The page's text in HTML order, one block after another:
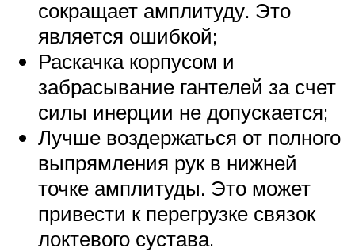
сокращает амплитуду. Это
является ошибкой;
Раскачка корпусом и
забрасывание гантелей за счет
силы инерции не допускается;
Лучше воздержаться от полного
выпрямления рук в нижней
точке амплитуды. Это может
привести к перегрузке связок
локтевого сустава.